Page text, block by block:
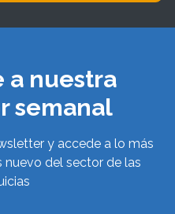
a nuestra
semanal
y accede a lo más
nuevo del sector de las